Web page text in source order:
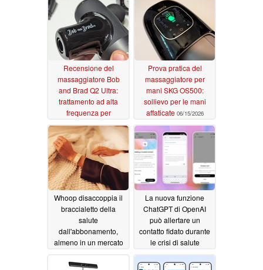
Recensione del
massaggiatore Bob
and Brad Q2 Ultra:
trattamento ad alta
frequenza per
sciogliere i nodi
muscolari 06/25/2026
Prova pratica del
massaggiatore per
mani SKG OS500:
sollievo per le mani
affaticate 06/15/2026
Whoop disaccoppia il
braccialetto della
salute
dall'abbonamento,
almeno in un mercato
La nuova funzione
ChatGPT di OpenAI
può allertare un
contatto fidato durante
le crisi di salute
mentale05/09/2026